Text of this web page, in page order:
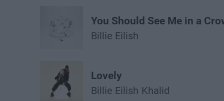
You Should See Me in a
Billie Eilish
Lovely
Billie Eilish Khalid